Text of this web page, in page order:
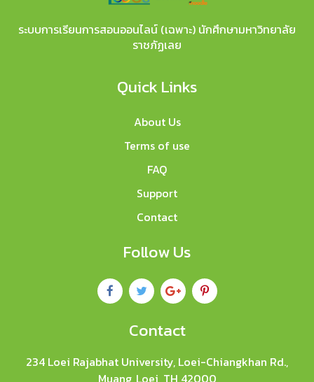
ระบบการเรียนการสอนออนไลน์ (เฉพาะ) นักศึกษามหาวิทยาลัย
ราชภัฏเลย
Quick Links
About Us
Terms of use
FAQ
Support
Contact
Follow Us
Contact
234 Loei Rajabhat University, Loei-Chiangkhan Rd.,
Muang, Loei, TH 42000